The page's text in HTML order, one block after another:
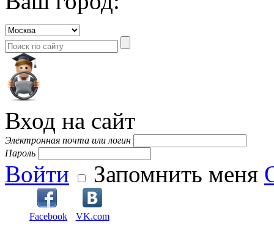
Вход на сайт
Электронная почта или логин
Пароль
Войти Запомнить меня
Facebook VK.com